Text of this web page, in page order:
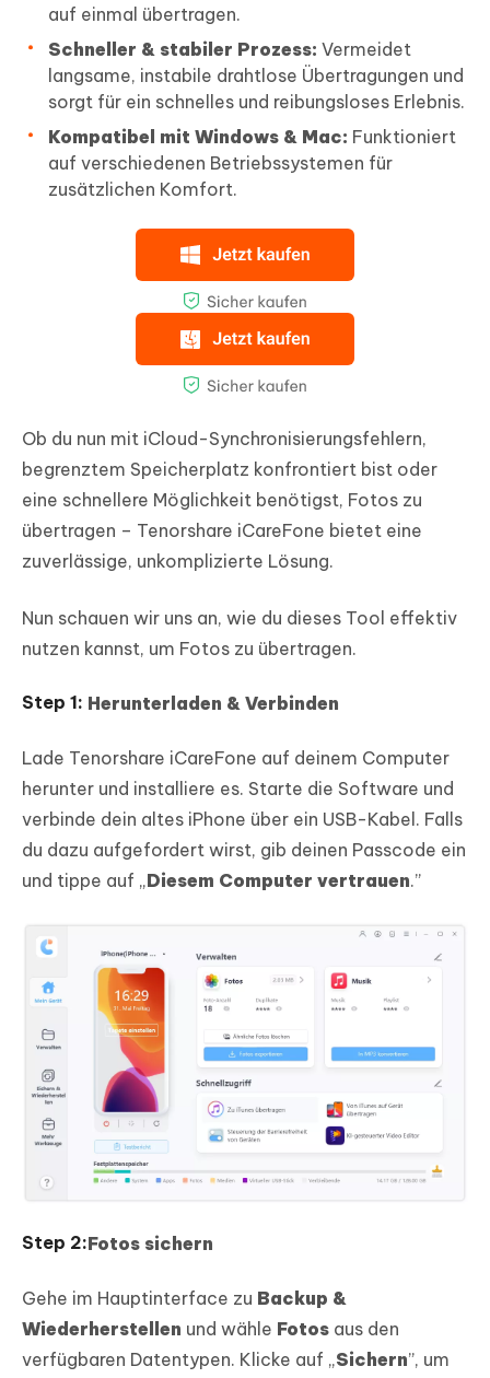
auf einmal übertragen.
Schneller & stabiler Prozess: Vermeidet
langsame, instabile drahtlose Übertragungen und
sorgt für ein schnelles und reibungsloses Erlebnis.
Kompatibel mit Windows & Mac: Funktioniert
auf verschiedenen Betriebssystemen für
zusätzlichen Komfort.
Ob du nun mit iCloud-Synchronisierungsfehlern,
begrenztem Speicherplatz konfrontiert bist oder
eine schnellere Möglichkeit benötigst, Fotos zu
übertragen – Tenorshare iCareFone bietet eine
zuverlässige, unkomplizierte Lösung.
Nun schauen wir uns an, wie du dieses Tool effektiv
nutzen kannst, um Fotos zu übertragen.
Herunterladen & Verbinden
Lade Tenorshare iCareFone auf deinem Computer
herunter und installiere es. Starte die Software und
verbinde dein altes iPhone über ein USB-Kabel. Falls
du dazu aufgefordert wirst, gib deinen Passcode ein
und tippe auf „Diesem Computer vertrauen.”
Fotos sichern
Gehe im Hauptinterface zu Backup &
Wiederherstellen und wähle Fotos aus den
verfügbaren Datentypen. Klicke auf „Sichern”, um